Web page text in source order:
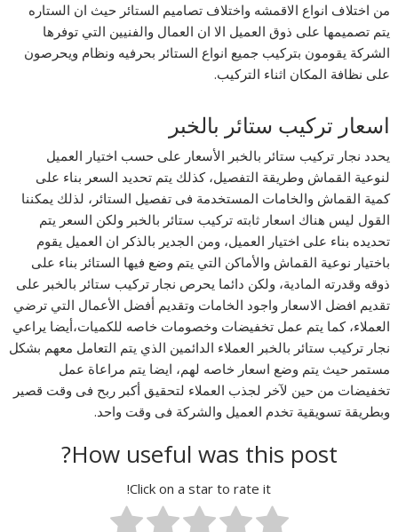
من اختلاف انواع الاقمشه واختلاف تصاميم الستائر حيث ان الستاره
يتم تصميمها على ذوق العميل الا ان العمال والفنيين التي توفرها
الشركة يقومون بتركيب جميع انواع الستائر بحرفيه ونظام ويحرصون
على نظافة المكان اثناء التركيب.
اسعار تركيب ستائر بالخبر
يحدد نجار تركيب ستائر بالخبر الأسعار على حسب اختيار العميل
لنوعية القماش وطريقة التفصيل، كذلك يتم تحديد السعر بناء على
كمية القماش والخامات المستخدمة فى تفصيل الستائر، لذلك يمكننا
القول ليس هناك اسعار ثابته تركيب ستائر بالخبر ولكن السعر يتم
تحديده بناء على اختيار العميل، ومن الجدير بالذكر ان العميل يقوم
باختيار نوعية القماش والأماكن التي يتم وضع فيها الستائر بناء على
ذوقه وقدرته المادية، ولكن دائما يحرص نجار تركيب ستائر بالخبر على
تقديم افضل الاسعار واجود الخامات وتقديم أفضل الأعمال التي ترضي
العملاء، كما يتم عمل تخفيضات وخصومات خاصه للكميات،أيضا يراعي
نجار تركيب ستائر بالخبر العملاء الدائمين الذي يتم التعامل معهم بشكل
مستمر حيث يتم وضع اسعار خاصه لهم، ايضا يتم مراعاة عمل
تخفيضات من حين لآخر لجذب العملاء لتحقيق أكبر ربح فى وقت قصير
وبطريقة تسويقية تخدم العميل والشركة فى وقت واحد.
How useful was this post?
Click on a star to rate it!